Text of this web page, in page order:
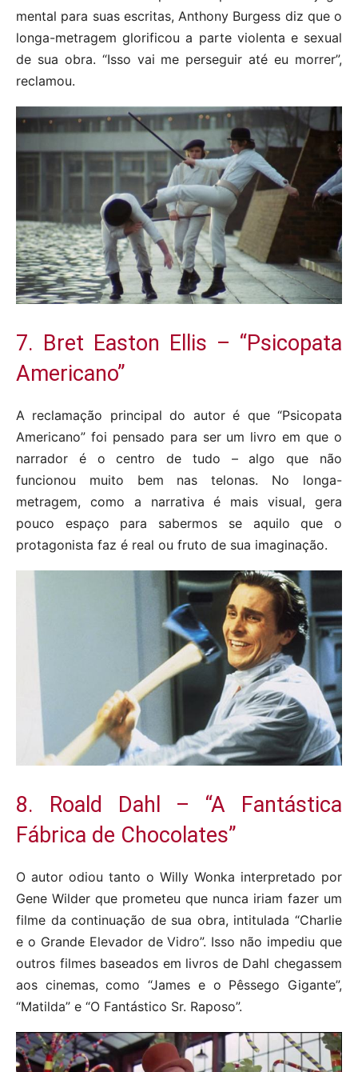
mental para suas escritas, Anthony Burgess diz que o
longa-metragem glorificou a parte violenta e sexual
de sua obra. “Isso vai me perseguir até eu morrer”,
reclamou.
7. Bret Easton Ellis – “Psicopata
Americano”
A reclamação principal do autor é que “Psicopata
Americano” foi pensado para ser um livro em que o
narrador é o centro de tudo – algo que não
funcionou muito bem nas telonas. No longa-
metragem, como a narrativa é mais visual, gera
pouco espaço para sabermos se aquilo que o
protagonista faz é real ou fruto de sua imaginação.
8. Roald Dahl – “A Fantástica
Fábrica de Chocolates”
O autor odiou tanto o Willy Wonka interpretado por
Gene Wilder que prometeu que nunca iriam fazer um
filme da continuação de sua obra, intitulada “Charlie
e o Grande Elevador de Vidro”. Isso não impediu que
outros filmes baseados em livros de Dahl chegassem
aos cinemas, como “James e o Pêssego Gigante”,
“Matilda” e “O Fantástico Sr. Raposo”.